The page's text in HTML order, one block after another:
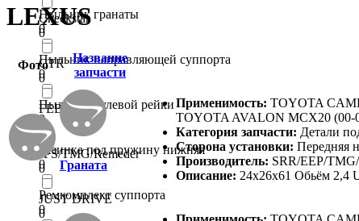
Пыльник гранаты
0
Пыльник направляющей суппорта
0
Пыльник рулевой рейки
0
Резинка под пружину нижняя
0
Ремкомплект суппорта
0
Checkstar
0
CTR
0
FEBEST
JPS/TMG/Remeder
0
JUST DRIVE
0
LEXUS
Фото
Название
запчасти
Граната
Применимость: TOYOTA
TOYOTA AVALON MCX20 (00-
Категория запчасти: Детали
Сторона установки: Передняя
Производитель: SRR/EEP/
Описание: 24x26x61 Обьём 2,4